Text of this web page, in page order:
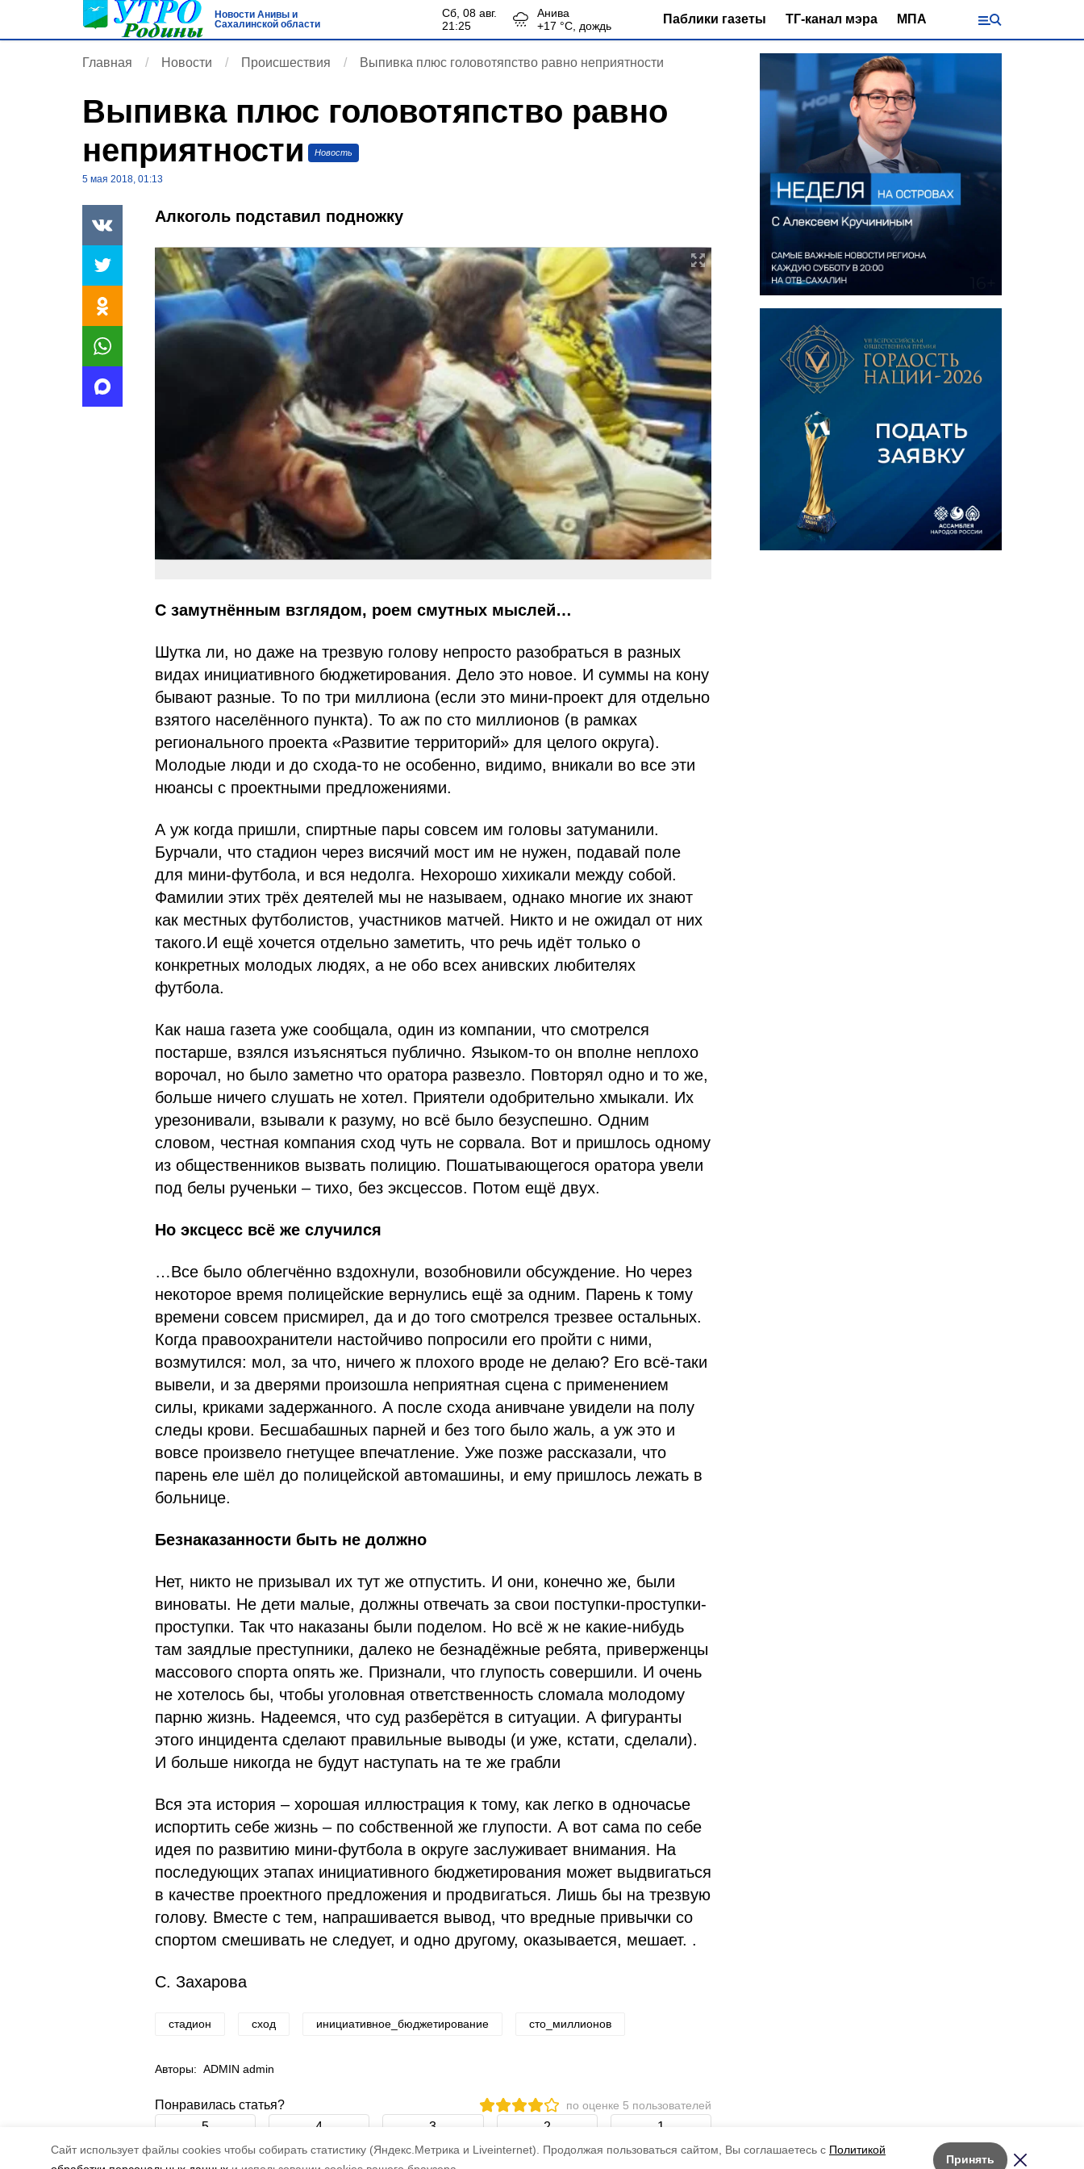
Cайт использует файлы cookies чтобы собирать статистику (Яндекс.Метрика и Liveinternet). Продолжая пользоваться сайтом, Вы соглашаетесь с Политикой
Принять
Новости Анивы и
Сахалинской области
сб, 08 авг.
21:25
Анива
+17 °С, дождь Паблики газеты ТГ-канал мэра МПА
Лента новостей
Главная Новости Происшествия Выпивка плюс головотяпство равно неприятности
Выпивка плюс головотяпство равно
неприятности
Новость
5 мая 2018, 01:13
Алкоголь подставил подножку
С замутнённым взглядом, роем смутных мыслей…
Шутка ли, но даже на трезвую голову непросто разобраться в разных
видах инициативного бюджетирования. Дело это новое. И суммы на кону
бывают разные. То по три миллиона (если это мини-проект для отдельно
взятого населённого пункта). То аж по сто миллионов (в рамках
регионального проекта «Развитие территорий» для целого округа).
Молодые люди и до схода-то не особенно, видимо, вникали во все эти
нюансы с проектными предложениями.
А уж когда пришли, спиртные пары совсем им головы затуманили.
Бурчали, что стадион через висячий мост им не нужен, подавай поле
для мини-футбола, и вся недолга. Нехорошо хихикали между собой.
Фамилии этих трёх деятелей мы не называем, однако многие их знают
как местных футболистов, участников матчей. Никто и не ожидал от них
такого.И ещё хочется отдельно заметить, что речь идёт только о
конкретных молодых людях, а не обо всех анивских любителях
футбола.
Как наша газета уже сообщала, один из компании, что смотрелся
постарше, взялся изъясняться публично. Языком-то он вполне неплохо
ворочал, но было заметно что оратора развезло. Повторял одно и то же,
больше ничего слушать не хотел. Приятели одобрительно хмыкали. Их
урезонивали, взывали к разуму, но всё было безуспешно. Одним
словом, честная компания сход чуть не сорвала. Вот и пришлось одному
из общественников вызвать полицию. Пошатывающегося оратора увели
под белы рученьки – тихо, без эксцессов. Потом ещё двух.
Но эксцесс всё же случился
…Все было облегчённо вздохнули, возобновили обсуждение. Но через
некоторое время полицейские вернулись ещё за одним. Парень к тому
времени совсем присмирел, да и до того смотрелся трезвее остальных.
Когда правоохранители настойчиво попросили его пройти с ними,
возмутился: мол, за что, ничего ж плохого вроде не делаю? Его всё-таки
вывели, и за дверями произошла неприятная сцена с применением
силы, криками задержанного. А после схода анивчане увидели на полу
следы крови. Бесшабашных парней и без того было жаль, а уж это и
вовсе произвело гнетущее впечатление. Уже позже рассказали, что
парень еле шёл до полицейской автомашины, и ему пришлось лежать в
больнице.
Безнаказанности быть не должно
Нет, никто не призывал их тут же отпустить. И они, конечно же, были
виноваты. Не дети малые, должны отвечать за свои поступки-проступки-
проступки. Так что наказаны были поделом. Но всё ж не какие-нибудь
там заядлые преступники, далеко не безнадёжные ребята, приверженцы
массового спорта опять же. Признали, что глупость совершили. И очень
не хотелось бы, чтобы уголовная ответственность сломала молодому
парню жизнь. Надеемся, что суд разберётся в ситуации. А фигуранты
этого инцидента сделают правильные выводы (и уже, кстати, сделали).
И больше никогда не будут наступать на те же грабли
Вся эта история – хорошая иллюстрация к тому, как легко в одночасье
испортить себе жизнь – по собственной же глупости. А вот сама по себе
идея по развитию мини-футбола в округе заслуживает внимания. На
последующих этапах инициативного бюджетирования может выдвигаться
в качестве проектного предложения и продвигаться. Лишь бы на трезвую
голову. Вместе с тем, напрашивается вывод, что вредные привычки со
спортом смешивать не следует, и одно другому, оказывается, мешает. .
С. Захарова
стадион сход инициативное_бюджетирование сто_миллионов
Авторы: ADMIN admin
Понравилась статья? по оценке 5 пользователей
5 4 3 2 1